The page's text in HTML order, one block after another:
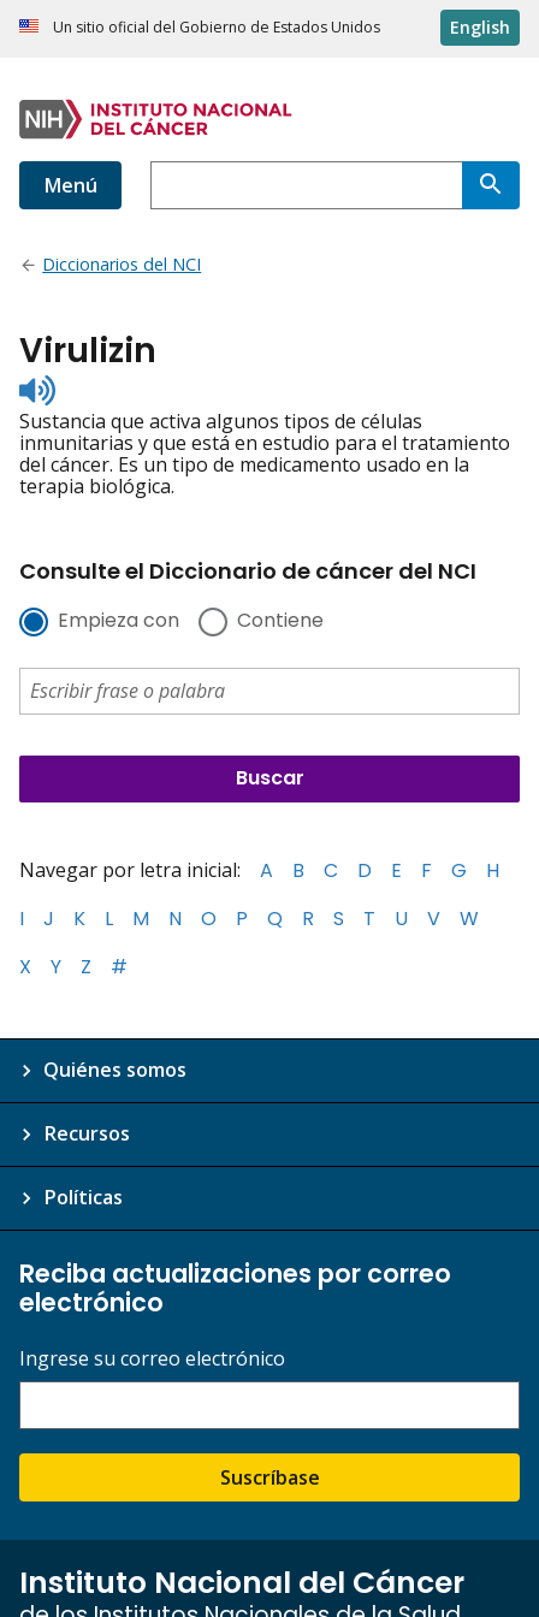
Un sitio oficial del Gobierno de Estados Unidos English
Menú
Diccionarios del NCI
Virulizin
Listen
to
pronunciation
Sustancia que activa algunos tipos de células
inmunitarias y que está en estudio para el tratamiento
del cáncer. Es un tipo de medicamento usado en la
terapia biológica.
Consulte el Diccionario de cáncer del NCI
Empieza con Contiene
Navegar por letra inicial: A B C D E F G
H
I
J K L M N O P Q R S T U V
W
X
Y Z #
Quiénes somos
Recursos
Políticas
Reciba actualizaciones por correo
electrónico
Ingrese su correo electrónico
Suscríbase
Instituto Nacional del Cáncer